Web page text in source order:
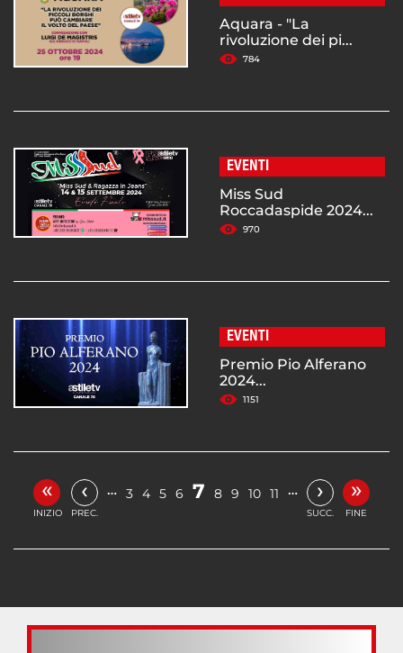
Aquara - "La
rivoluzione dei pi...
784
EVENTI
Miss Sud
Roccadaspide 2024...
970
EVENTI
Premio Pio Alferano
2024...
1151
«
INIZIO
‹
PREC.
… 3 4 5 6 7 8 9 10 11 … ›
SUCC.
»
FINE